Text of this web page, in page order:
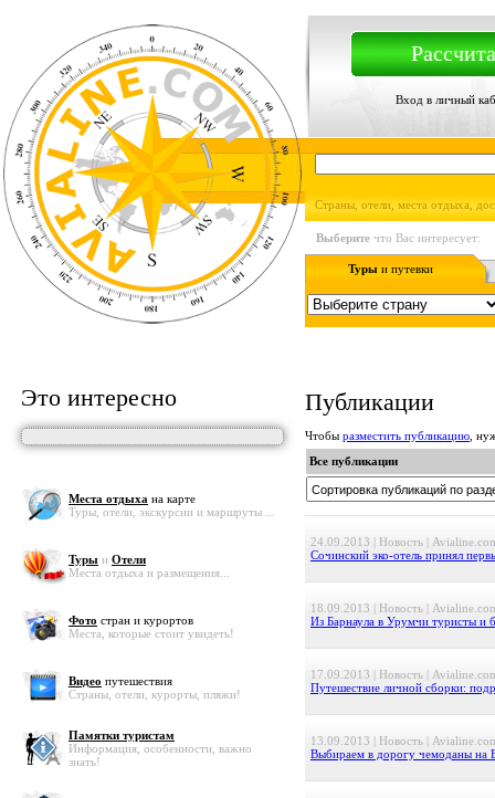
Вход в личный
Страны, отели, места отдыха,
Выберите что Вас интересует:
Туры и путевки
Это интересно
Места отдыха на карте
Туры, отели, экскурсии и маршруты ...
Туры и Отели
Места отдыха и размещения...
Фото стран и курортов
Места, которые стоит увидеть!
Видео путешествия
Страны, отели, курорты, пляжи!
Памятки туристам
Информация, особенности, важно
знать!
Публикации
Чтобы разместить публикацию ,
Все публикации
24.09.2013 | Новость |
Сочинский эко-отель принял
18.09.2013 | Новость |
Из Барнаула в Урумчи туристы и
17.09.2013 | Новость |
Путешествие личной сборки:
13.09.2013 | Новость |
Выбираем в дорогу чемоданы на